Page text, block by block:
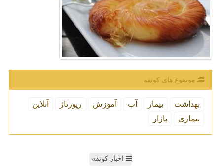
موضوع های كونفه
بهداشت بیمار آب آموزش رپورتاژ
آنلاین
بیماری
بازار
اخبار کونفه